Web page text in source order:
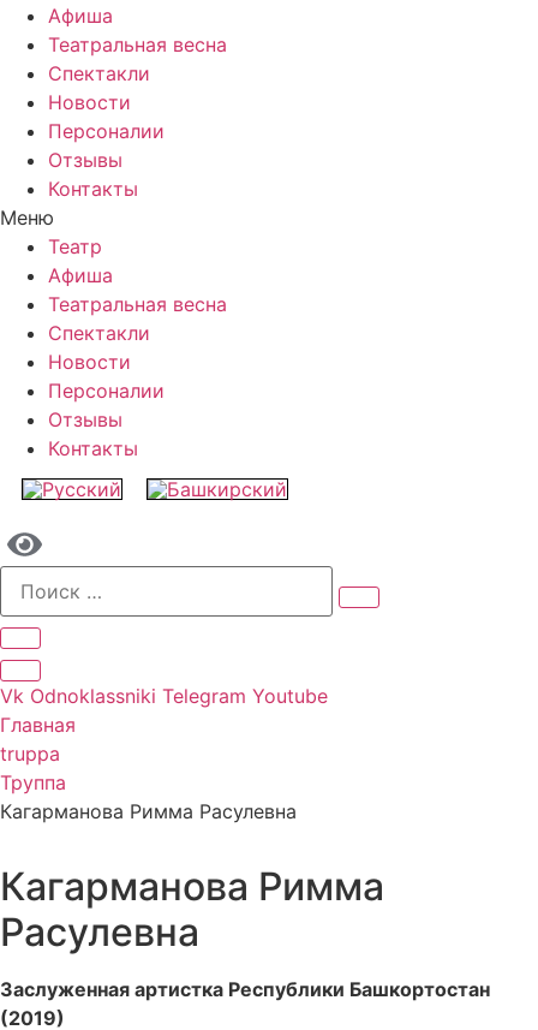
Афиша
Театральная весна
Спектакли
Новости
Персоналии
Отзывы
Контакты
Меню
Театр
Афиша
Театральная весна
Спектакли
Новости
Персоналии
Отзывы
Контакты
Vk Odnoklassniki Telegram Youtube
Главная
truppa
Труппа
Кагарманова Римма Расулевна
Кагарманова Римма
Расулевна
Заслуженная артистка Республики Башкортостан
(2019)